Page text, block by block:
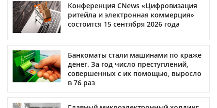
Конференция CNews «Цифровизация
ритейла и электронная коммерция»
состоится 15 сентября 2026 года
Банкоматы стали машинами по краже
денег. За год число преступлений,
совершенных с их помощью, выросло
в 76 раз